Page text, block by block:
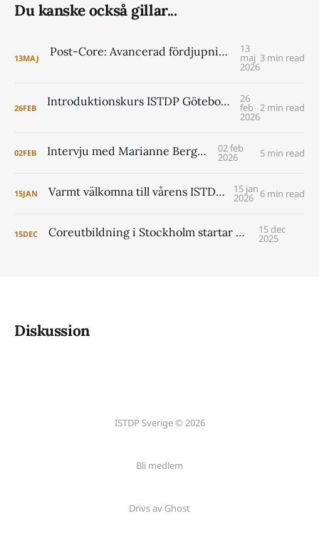
Du kanske också gillar...
13MAJ Post-Core: Avancerad fördjupning i ISTDP för psykologer VT 2027 13
maj
2026
3 min read
26FEB Introduktionskurs ISTDP Göteborg 6-8 maj 2026 (pre core) 26
feb
2026
2 min read
02FEB Intervju med Marianne Berggren 02 feb
2026 5 min read
15JAN Varmt välkomna till vårens ISTDP Academy! 15 jan
2026 6 min read
15DEC Coreutbildning i Stockholm startar 2026 15 dec
2025
Diskussion
ISTDP Sverige © 2026
Bli medlem
Drivs av Ghost